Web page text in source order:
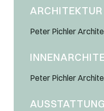
ARCHITEKTUR
Peter Pichler
Peter Pichler
AUSSTATTUNG